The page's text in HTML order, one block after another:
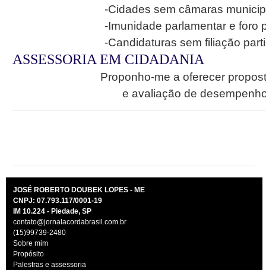
-Cidades sem câmaras municipais
-Imunidade parlamentar e foro
-Candidaturas sem filiação
ASSESSORIA EM CIDADANIA
Proponho-me a oferecer
e avaliação de
JOSÉ ROBERTO DOUBEK LOPES - ME
CNPJ: 07.793.117/0001-19
IM 10.224 - Piedade, SP
contato@jornalacordabrasil.com.br
(15)99739-2480
Sobre mim
Propósito
Palestras e assessoria